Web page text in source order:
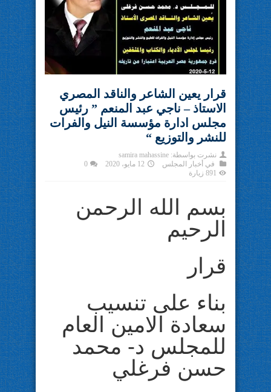
قرار يعين الشاعر والناقد المصري
الاستاذ – ناجي عبد المنعم ” رئيس
مجلس ادارة مؤسسة النيل والفرات
للنشر والتوزيع “
نشرت بواسطة: samira mahassine
في أخبار المجلس 12 مايو، 2020
0
891 زيارة
بسم الله الرحمن
الرحيم
قرار
بناء على تنسيب
سعادة الامين العام
للمجلس د- محمد
حسن فرغلي